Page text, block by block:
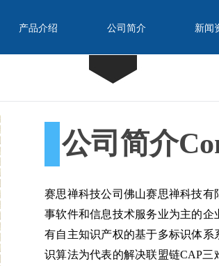
产品介绍 公司简介 新闻
公司简介
赛思禅科技公司佛山赛思禅科技有
事软件和信息技术服务业为主的
有自主知识产权的基于多标识体
识算法为代表的解决联盟链CAP